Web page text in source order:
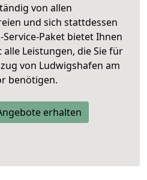
von allen
und sich stattdessen
Service-Paket bietet Ihnen
alle Leistungen, die Sie für
von Ludwigshafen am
benötigen.
erhalten